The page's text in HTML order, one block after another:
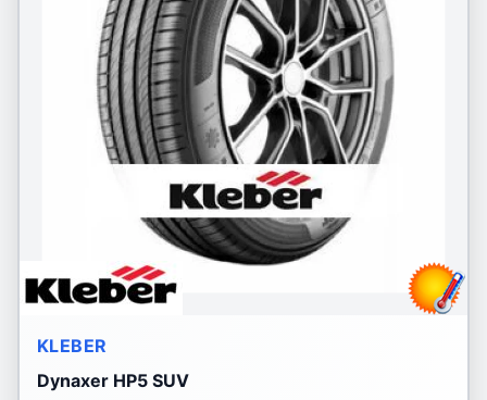
KLEBER
Dynaxer HP5 SUV